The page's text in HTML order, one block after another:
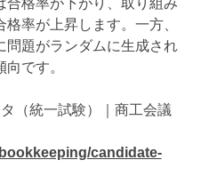
合格率が下がり、取り組み
率が上昇します。一方、
問題がランダムに生成され
です。
（統一試験）｜商工会議
candidate-